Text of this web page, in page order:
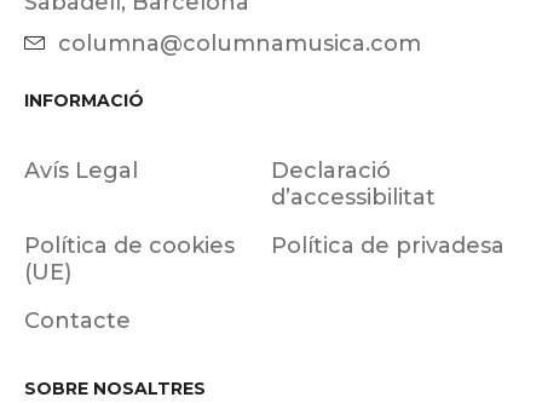
columna@columnamusica.com
INFORMACIÓ
Avís Legal
Declaració
d’accessibilitat
Política de cookies
(UE)
Política de privadesa
Contacte
SOBRE NOSALTRES